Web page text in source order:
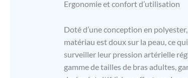
Ergonomie et confort d’utilisation
Doté d’une conception en
matériau est doux sur la peau, ce
surveiller leur pression artérielle
gamme de tailles de bras adultes,